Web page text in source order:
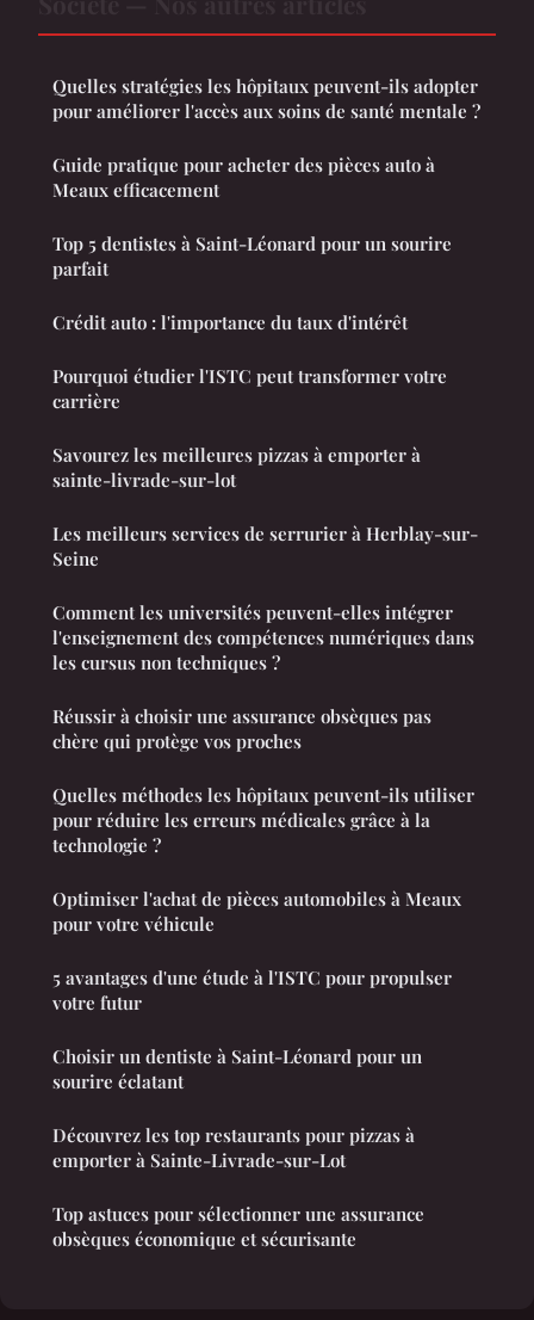
Quelles stratégies les hôpitaux peuvent-ils adopter
pour améliorer l'accès aux soins de santé mentale ?
Guide pratique pour acheter des pièces auto à
Meaux efficacement
Top 5 dentistes à Saint-Léonard pour un sourire
parfait
Crédit auto : l'importance du taux d'intérêt
Pourquoi étudier l'ISTC peut transformer votre
carrière
Savourez les meilleures pizzas à emporter à
sainte-livrade-sur-lot
Les meilleurs services de serrurier à Herblay-sur-
Seine
Comment les universités peuvent-elles intégrer
l'enseignement des compétences numériques dans
les cursus non techniques ?
Réussir à choisir une assurance obsèques pas
chère qui protège vos proches
Quelles méthodes les hôpitaux peuvent-ils utiliser
pour réduire les erreurs médicales grâce à la
technologie ?
Optimiser l'achat de pièces automobiles à Meaux
pour votre véhicule
5 avantages d'une étude à l'ISTC pour propulser
votre futur
Choisir un dentiste à Saint-Léonard pour un
sourire éclatant
Découvrez les top restaurants pour pizzas à
emporter à Sainte-Livrade-sur-Lot
Top astuces pour sélectionner une assurance
obsèques économique et sécurisante